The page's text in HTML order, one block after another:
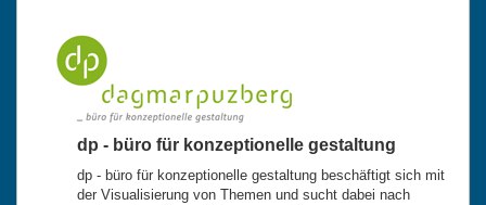
dp - büro für konzeptionelle gestaltung
dp - büro für konzeptionelle gestaltung beschäftigt sich mit
der Visualisierung von Themen und sucht dabei nach